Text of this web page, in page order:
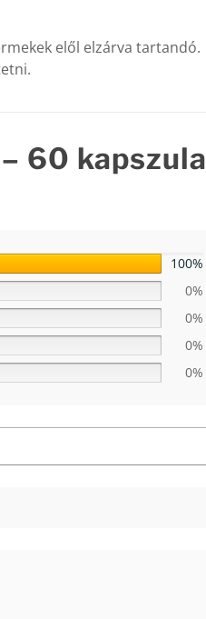
elől elzárva tartandó.
60 kapszula
100%
0%
0%
0%
0%